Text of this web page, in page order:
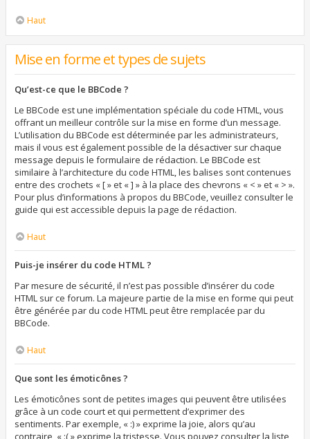
Haut
Mise en forme et types de sujets
Qu’est-ce que le BBCode ?
Le BBCode est une implémentation spéciale du code HTML, vous
offrant un meilleur contrôle sur la mise en forme d’un message.
L’utilisation du BBCode est déterminée par les administrateurs,
mais il vous est également possible de la désactiver sur chaque
message depuis le formulaire de rédaction. Le BBCode est
similaire à l’architecture du code HTML, les balises sont contenues
entre des crochets « [ » et « ] » à la place des chevrons « < » et « > ».
Pour plus d’informations à propos du BBCode, veuillez consulter le
guide qui est accessible depuis la page de rédaction.
Haut
Puis-je insérer du code HTML ?
Par mesure de sécurité, il n’est pas possible d’insérer du code
HTML sur ce forum. La majeure partie de la mise en forme qui peut
être générée par du code HTML peut être remplacée par du
BBCode.
Haut
Que sont les émoticônes ?
Les émoticônes sont de petites images qui peuvent être utilisées
grâce à un code court et qui permettent d’exprimer des
sentiments. Par exemple, « :) » exprime la joie, alors qu’au
contraire, « :( » exprime la tristesse. Vous pouvez consulter la liste